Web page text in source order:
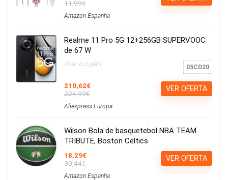
11,99€
Amazon Espanha
Realme 11 Pro 5G 12+256GB SUPERVOOC
de 67 W
Usar o cupão: 05CD20
210,62€
224,99€
Aliexpress Europa
VER OFERTA
Wilson Bola de basquetebol NBA TEAM
TRIBUTE, Boston Celtics
18,29€
30,44€
Amazon Espanha
VER OFERTA